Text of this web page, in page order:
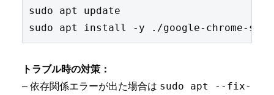
sudo apt update
トラブル時の対策：
– 依存関係エラーが出た場合は sudo apt --fix-